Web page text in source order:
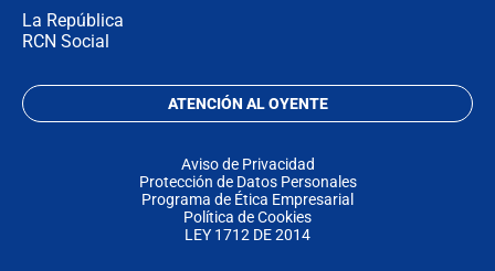
La República
RCN Social
ATENCIÓN AL OYENTE
Aviso de Privacidad
Protección de Datos Personales
Programa de Ética Empresarial
Política de Cookies
LEY 1712 DE 2014